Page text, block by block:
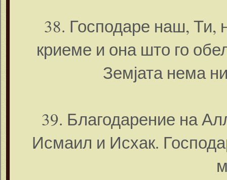
38. Господаре наш, Ти,
криеме и она што го
Земјата нема
39. Благодарение на
Исмаил и Исхак.